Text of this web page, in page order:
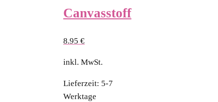
Canvasstoff
8.95 €
inkl. MwSt.
Lieferzeit: 5-7
Werktage